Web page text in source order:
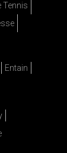
Tennis
Entain